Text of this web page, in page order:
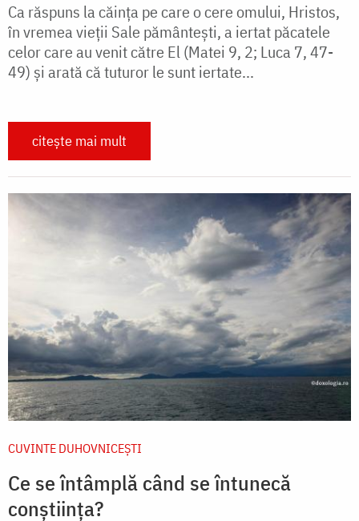
Ca răspuns la căința pe care o cere omului, Hristos,
în vremea vieții Sale pământești, a iertat păcatele
celor care au venit către El (Matei 9, 2; Luca 7, 47-
49) și arată că tuturor le sunt iertate...
citește mai mult
CUVINTE DUHOVNICEȘTI
Ce se întâmplă când se întunecă
conștiința?